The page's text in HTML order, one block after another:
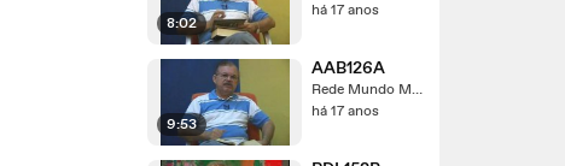
8:02
há 17 anos
9:53
AAB126A
Rede Mundo Maior
há 17 anos